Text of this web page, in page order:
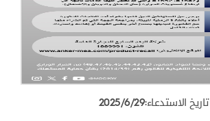
تاريخ الاستدعاء:2025/6/29